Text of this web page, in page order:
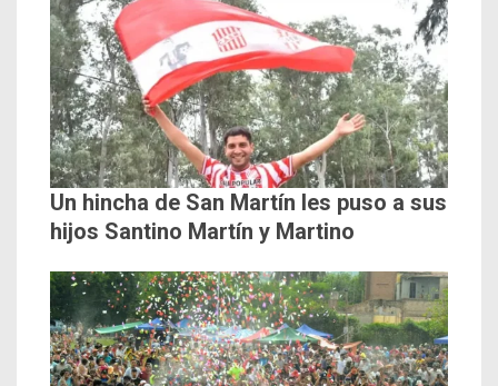
Un hincha de San Martín les puso a sus
hijos Santino Martín y Martino